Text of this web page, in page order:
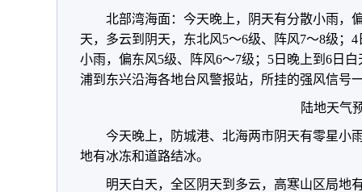
北部湾海面：今天晚上，阴天有分散小雨，
天，多云到阴天，东北风5～6级、阵风7～8级；
小雨，偏东风5级、阵风6～7级；5日晚上到6日
浦到东兴沿海各地台风警报站，所挂的强风信号
陆地天气
今天晚上，防城港、北海两市阴天有零星小
地有冰冻和道路结冰。
明天白天，全区阴天到多云，高寒山区局地